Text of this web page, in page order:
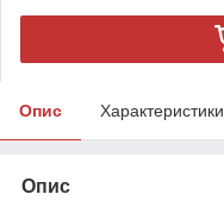
Опис Характеристики
Опис